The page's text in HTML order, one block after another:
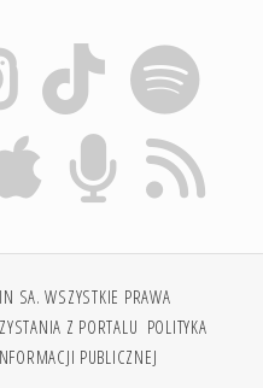
SA. WSZYSTKIE PRAWA
Z PORTALU POLITYKA
PUBLICZNEJ